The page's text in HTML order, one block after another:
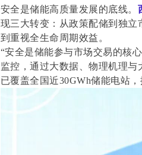
安全是储能高质量发展的底线。
现三大转变：从政策配储到独立
到重视全生命周期效益。
“安全是储能参与市场交易的核
监控，通过大数据、物理机理
已覆盖全国近30GWh储能电站